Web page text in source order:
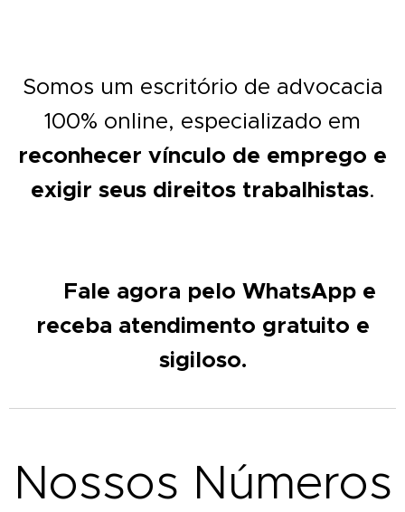
Somos um escritório de advocacia
100% online, especializado em
reconhecer vínculo de emprego e
exigir seus direitos trabalhistas.
Fale agora pelo WhatsApp e
receba atendimento gratuito e
sigiloso.
Nossos Números